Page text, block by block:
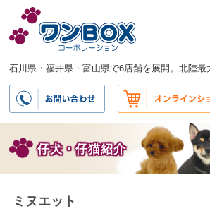
ン
ン
ツ
へ
動
石川県・福井県・富山県で6店舗を展開。北陸
仔犬・仔猫紹介
ミヌエット